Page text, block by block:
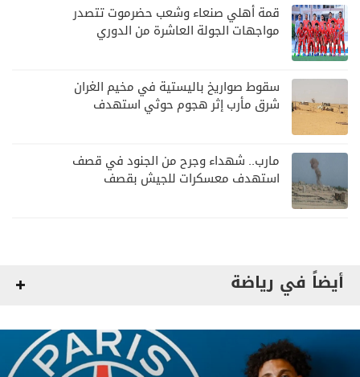
قمة أهلي صنعاء وشعب حضرموت تتصدر
مواجهات الجولة العاشرة من الدوري
سقوط صواريخ باليستية في مخيم الغران
شرق مأرب إثر هجوم حوثي استهدف
مارب.. شهداء وجرح من الجنود في قصف
استهدف معسكرات للجيش بقصف
أيضاً في رياضة